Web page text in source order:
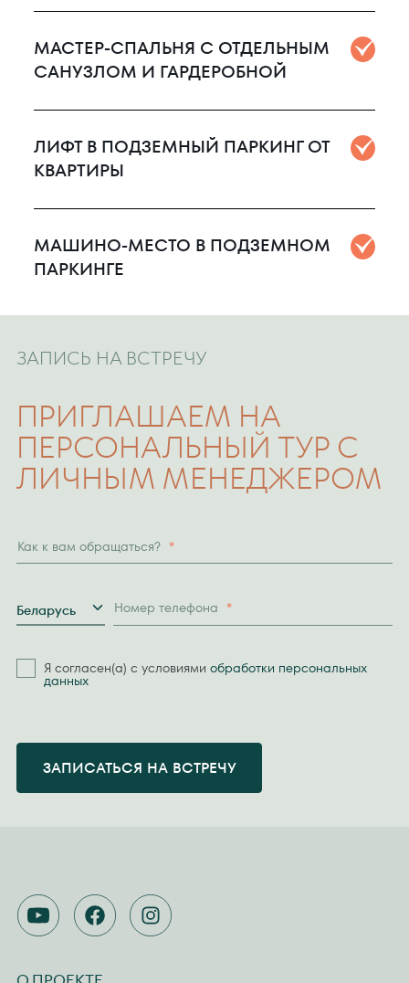
МАСТЕР-СПАЛЬНЯ С ОТДЕЛЬНЫМ
САНУЗЛОМ И ГАРДЕРОБНОЙ
ЛИФТ В ПОДЗЕМНЫЙ ПАРКИНГ ОТ
КВАРТИРЫ
МАШИНО-МЕСТО В ПОДЗЕМНОМ
ПАРКИНГЕ
ЗАПИСЬ НА ВСТРЕЧУ
ПРИГЛАШАЕМ НА
ПЕРСОНАЛЬНЫЙ ТУР С
ЛИЧНЫМ МЕНЕДЖЕРОМ
Как к вам обращаться? *
Беларусь Номер телефона *
Я согласен(а) с условиямиобработки персональных
данных
ЗАПИСАТЬСЯ НА ВСТРЕЧУ
YOUTUBEFACEBOOKINSTAGRAM